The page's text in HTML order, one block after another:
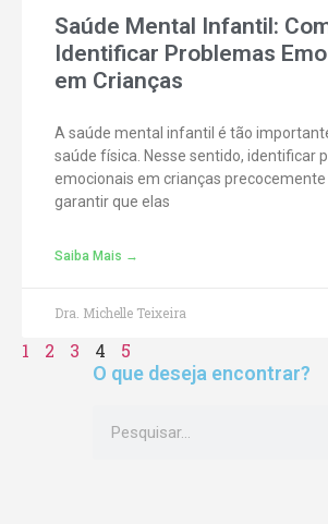
Saúde Mental Infantil:
Identificar Problemas
em Crianças
A saúde mental infantil é tão
saúde física. Nesse sentido, identificar
emocionais em crianças precocemente
garantir que elas
Saiba Mais →
Dra. Michelle Teixeira
1 2 3 4
5
O que deseja encontrar?